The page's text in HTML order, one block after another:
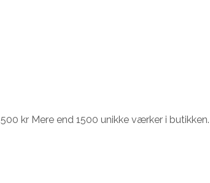
kr Mere end 1500 unikke værker i